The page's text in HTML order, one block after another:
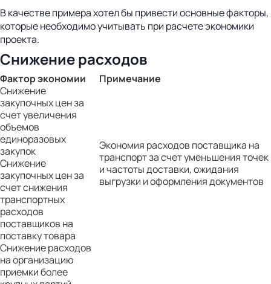
В качестве примера хотел бы привести основные факторы,
которые необходимо учитывать при расчете экономики
проекта.
Снижение расходов
Фактор экономии
Примечание
Снижение
закупочных цен за
счет увеличения
объемов
единоразовых
закупок
Экономия расходов поставщика на
транспорт за счет уменьшения точек
и частоты доставки, ожидания
выгрузки и оформления документов
Снижение
закупочных цен за
счет снижения
транспортных
расходов
поставщиков на
поставку товара
Снижение расходов
на организацию
приемки более